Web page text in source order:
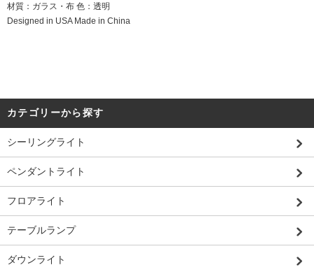
材質：ガラス・布 色：透明
Designed in USA Made in China
カテゴリーから探す
シーリングライト
ペンダントライト
フロアライト
テーブルランプ
ダウンライト